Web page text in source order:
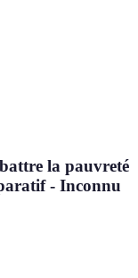
la pauvreté
- Inconnu